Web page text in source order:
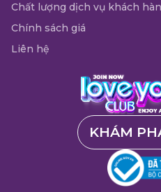
Chất lượng dịch vụ khách
Chính sách giá
Liên hệ
KHÁM